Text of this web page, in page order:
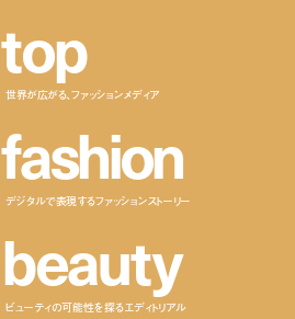
top
世界が広がる、ファッションメディア
fashion
デジタルで表現するファッションストーリー
beauty
ビューティの可能性を探るエディトリアル